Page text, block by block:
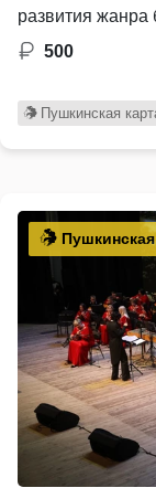
развития жанра
500
Пушкинская